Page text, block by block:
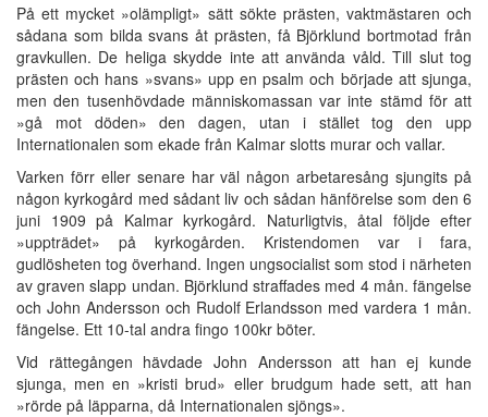
På ett mycket »olämpligt» sätt sökte prästen, vaktmästaren och
sådana som bilda svans åt prästen, få Björklund bortmotad från
gravkullen. De heliga skydde inte att använda våld. Till slut tog
prästen och hans »svans» upp en psalm och började att sjunga,
men den tusenhövdade människomassan var inte stämd för att
»gå mot döden» den dagen, utan i stället tog den upp
Internationalen som ekade från Kalmar slotts murar och vallar.
Varken förr eller senare har väl någon arbetaresång sjungits på
någon kyrkogård med sådant liv och sådan hänförelse som den 6
juni 1909 på Kalmar kyrkogård. Naturligtvis, åtal följde efter
»uppträdet» på kyrkogården. Kristendomen var i fara,
gudlösheten tog överhand. Ingen ungsocialist som stod i närheten
av graven slapp undan. Björklund straffades med 4 mån. fängelse
och John Andersson och Rudolf Erlandsson med vardera 1 mån.
fängelse. Ett 10-tal andra fingo 100kr böter.
Vid rättegången hävdade John Andersson att han ej kunde
sjunga, men en »kristi brud» eller brudgum hade sett, att han
»rörde på läpparna, då Internationalen sjöngs».